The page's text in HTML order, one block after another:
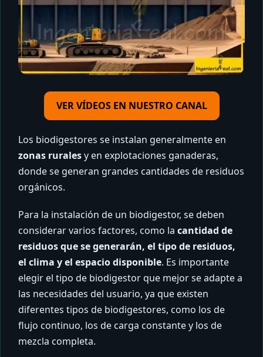
VER VÍDEOS EN NUESTRO CANAL
Los biodigestores se instalan generalmente en
zonas ruralesy en explotaciones ganaderas,
donde se generan grandes cantidades de residuos
orgánicos.
Para la instalación de un biodigestor, se deben
considerar varios factores, como la cantidad de
residuos que se generarán, el tipo de residuos,
el clima y el espacio disponible. Es importante
elegir el tipo de biodigestor que mejor se adapte a
las necesidades del usuario, ya que existen
diferentes tipos de biodigestores, como los de
flujo continuo, los de carga constante y los de
mezcla completa.